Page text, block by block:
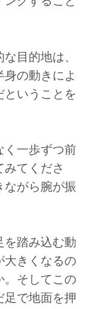
目的地は、
の動きによ
ということを
く一歩ずつ前
てくださ
ながら腕が振
を踏み込む動
大きくなるの
。そしてこの
足で地面を押